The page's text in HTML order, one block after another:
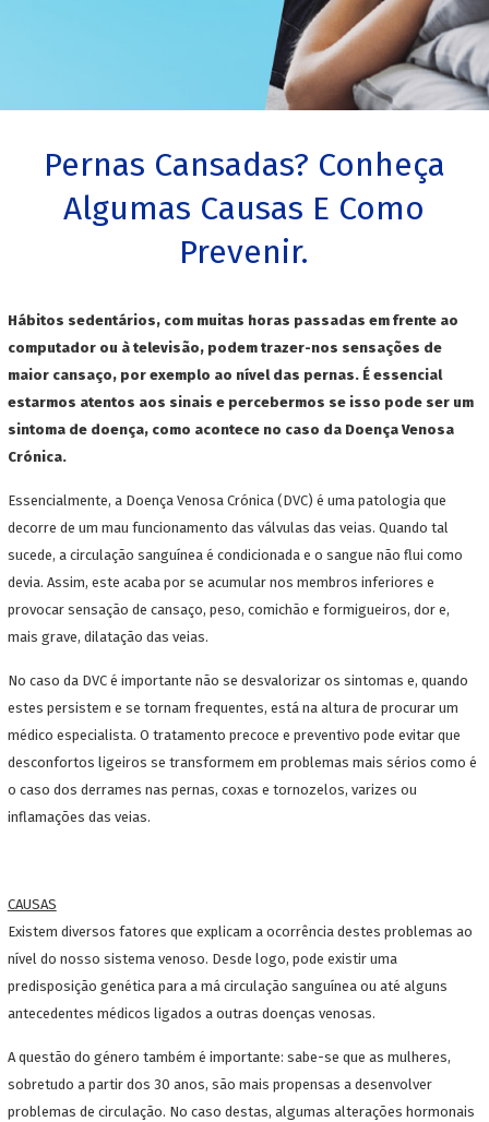
Pernas Cansadas? Conheça
Algumas Causas E Como
Prevenir.
Hábitos sedentários, com muitas horas passadas em frente ao
computador ou à televisão, podem trazer-nos sensações de
maior cansaço, por exemplo ao nível das pernas. É essencial
estarmos atentos aos sinais e percebermos se isso pode ser um
sintoma de doença, como acontece no caso da Doença Venosa
Crónica.
Essencialmente, a Doença Venosa Crónica (DVC) é uma patologia que
decorre de um mau funcionamento das válvulas das veias. Quando tal
sucede, a circulação sanguínea é condicionada e o sangue não flui como
devia. Assim, este acaba por se acumular nos membros inferiores e
provocar sensação de cansaço, peso, comichão e formigueiros, dor e,
mais grave, dilatação das veias.
No caso da DVC é importante não se desvalorizar os sintomas e, quando
estes persistem e se tornam frequentes, está na altura de procurar um
médico especialista. O tratamento precoce e preventivo pode evitar que
desconfortos ligeiros se transformem em problemas mais sérios como é
o caso dos derrames nas pernas, coxas e tornozelos, varizes ou
inflamações das veias.
CAUSAS
Existem diversos fatores que explicam a ocorrência destes problemas ao
nível do nosso sistema venoso. Desde logo, pode existir uma
predisposição genética para a má circulação sanguínea ou até alguns
antecedentes médicos ligados a outras doenças venosas.
A questão do género também é importante: sabe-se que as mulheres,
sobretudo a partir dos 30 anos, são mais propensas a desenvolver
problemas de circulação. No caso destas, algumas alterações hormonais